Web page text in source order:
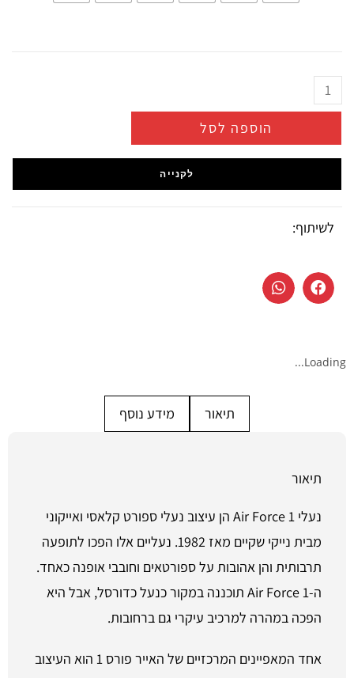
הוספה לסל
לקנייה
לשיתוף:
Loading...
תיאור מידע נוסף
תיאור
נעלי Air Force 1 הן עיצוב נעלי ספורט קלאסי ואייקוני
מבית נייקי שקיים מאז 1982. נעליים אלו הפכו לתופעה
תרבותית והן אהובות על ספורטאים וחובבי אופנה כאחד.
ה-Air Force 1 תוכננה במקור כנעל כדורסל, אבל היא
הפכה במהרה למרכיב עיקרי גם ברחובות.
אחד המאפיינים המרכזיים של האייר פורס 1 הוא העיצוב